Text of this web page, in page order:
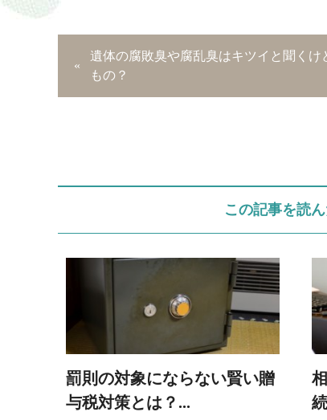
遺体の腐敗臭や腐乱臭はキツイと聞くけ
もの？
この記事を読
罰則の対象にならない賢い贈
与税対策とは？...